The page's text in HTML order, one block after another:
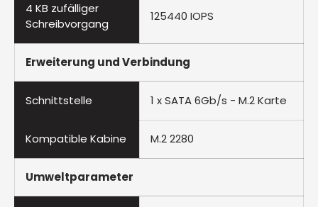
4 KB zufälliger
Schreibvorgang
125440 IOPS
Erweiterung und Verbindung
Schnittstelle 1 x SATA 6Gb/s - M.2 Karte
Kompatible Kabine M.2 2280
Umweltparameter